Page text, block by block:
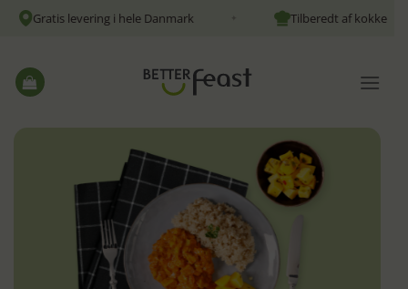
Fortsætlevering i hele Danmark Tilberedt af kokke